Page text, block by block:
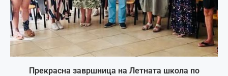
Прекрасна завршница на Летната школа по